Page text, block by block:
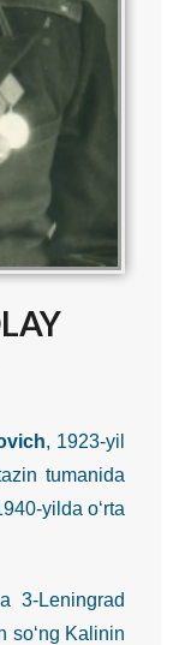
, 1923-yil
tumanida
yilda o‘rta
Leningrad
so‘ng Kalinin